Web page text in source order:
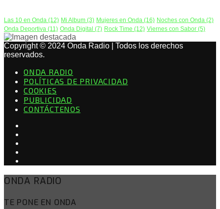
Las 10 en Onda (12) Mi Album (3) Mujeres en Onda (16) Noches con Onda (2)
Onda Deportiva (11) Onda Digital (7) Rock Time (12) Viernes con Sabor (5)
Copyright © 2024 Onda Radio | Todos los derechos
reservados.
ONDA RADIO
POLÍTICAS DE PRIVACIDAD
COOKIES
PUBLICIDAD
CONTÁCTENOS
ONDA RADIO
TE PONE EN ONDA